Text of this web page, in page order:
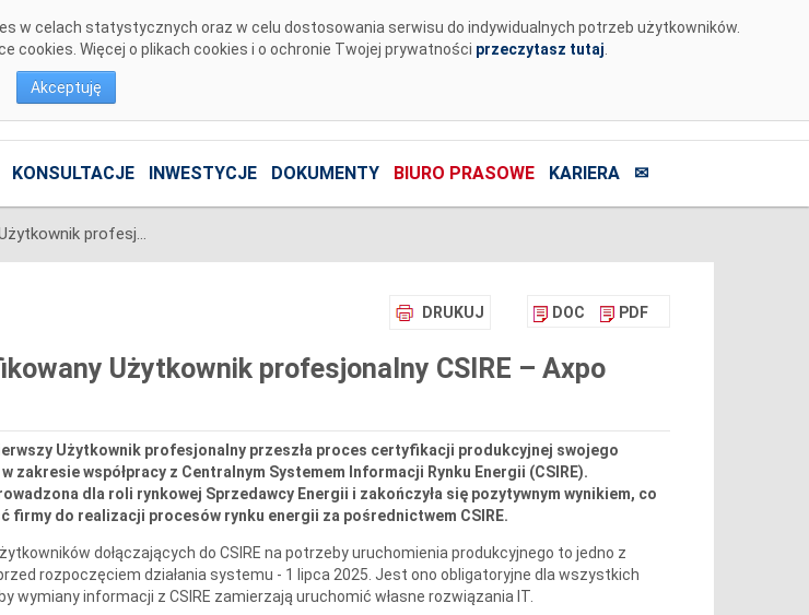
w celach statystycznych oraz w celu dostosowania serwisu do indywidualnych potrzeb użytkowników.
Więcej o plikach cookies i o ochronie Twojej prywatności przeczytasz tutaj
Akceptuję
KONSULTACJE INWESTYCJE DOKUMENTY BIURO PRASOWE KARIERA ✉
Pierwszy certyfikowany Użytkownik profesjonalny CSIRE – Axpo Polska
DRUKUJ DOC PDF
Użytkownik profesjonalny CSIRE – Axpo
Użytkownik profesjonalny przeszła proces certyfikacji produkcyjnej swojego
zakresie współpracy z Centralnym Systemem Informacji Rynku Energii (CSIRE).
dla roli rynkowej Sprzedawcy Energii i zakończyła się pozytywnym wynikiem, co
firmy do realizacji procesów rynku energii za pośrednictwem CSIRE.
dołączających do CSIRE na potrzeby uruchomienia produkcyjnego to jedno z
rozpoczęciem działania systemu - 1 lipca 2025. Jest ono obligatoryjne dla wszystkich
wymiany informacji z CSIRE zamierzają uruchomić własne rozwiązania IT.